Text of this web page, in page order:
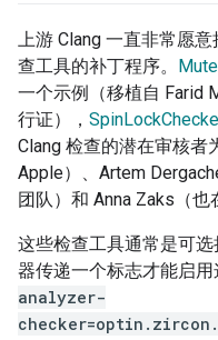
上游 Clang 一直非常愿
查工具的补丁程序。
一个示例（移植自 Farid
行证），
Clang 检查的潜在审核者
Apple）、Artem
团队）和 Anna Zaks（也
这些检查工具通常是可
器传递一个标志才能启
analyzer-